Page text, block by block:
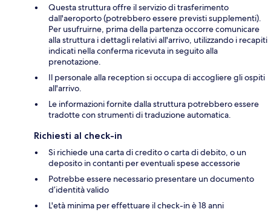
Questa struttura offre il servizio di trasferimento
dall'aeroporto (potrebbero essere previsti supplementi).
Per usufruirne, prima della partenza occorre comunicare
alla struttura i dettagli relativi all'arrivo, utilizzando i recapiti
indicati nella conferma ricevuta in seguito alla
prenotazione.
Il personale alla reception si occupa di accogliere gli ospiti
all'arrivo.
Le informazioni fornite dalla struttura potrebbero essere
tradotte con strumenti di traduzione automatica.
Richiesti al check-in
Si richiede una carta di credito o carta di debito, o un
deposito in contanti per eventuali spese accessorie
Potrebbe essere necessario presentare un documento
d’identità valido
L'età minima per effettuare il check-in è 18 anni